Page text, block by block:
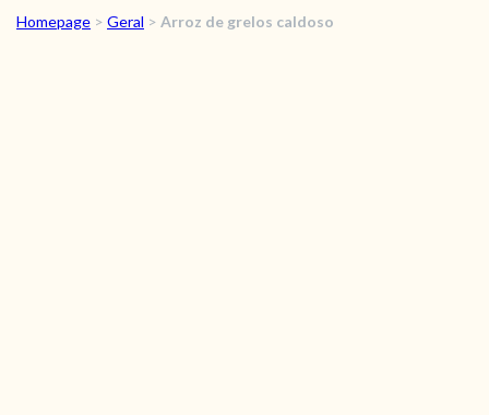
RECEITAS
Homepage > Geral > Arroz de grelos caldoso